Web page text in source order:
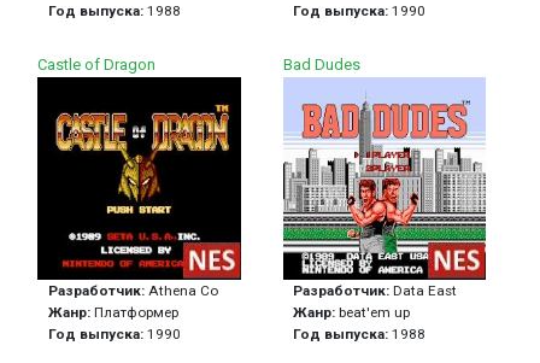
Год выпуска: 1988
Год выпуска:1990
Castle of Dragon
Разработчик: Athena Co
Жанр: Платформер
Год выпуска: 1990
Bad Dudes
Разработчик:Data East
Жанр:beat'em up
Год выпуска:1988